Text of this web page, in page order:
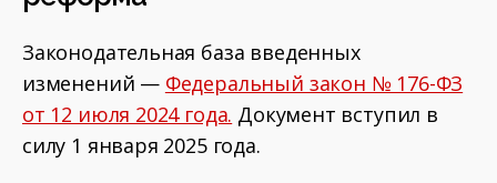
Законодательная база введенных
изменений — Федеральный закон № 176-ФЗ
от 12 июля 2024 года. Документ вступил в
силу 1 января 2025 года.